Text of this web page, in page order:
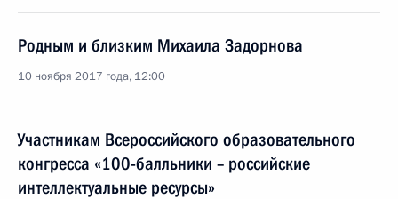
Родным и близким Михаила Задорнова
10 ноября 2017 года, 12:00
Участникам Всероссийского образовательного
конгресса «100-балльники – российские
интеллектуальные ресурсы»